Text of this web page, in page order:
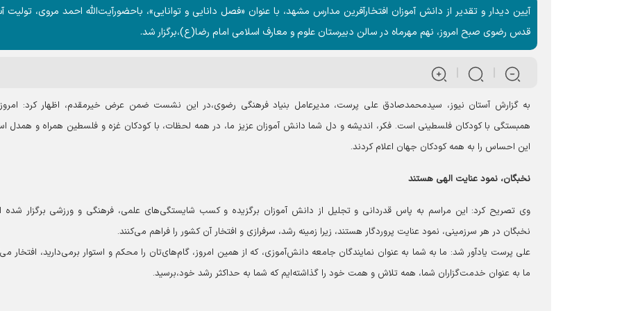
آیین دیدار و تقدیر از دانش آموزان افتخارآفرین مدارس مشهد، با عنوان «فصل دانايی و توانايی»، باحضورآیت‌الله احمد مروی، تولیت
قدس رضوی صبح امروز، نهم مهرماه در سالن دبیرستان علوم و معارف اسلامی امام رضا(ع)،برگزار شد.
به گزارش آستان نیوز، سیدمحمدصادق علی پرست، مدیرعامل بنیاد فرهنگی رضوی،در این نشست ضمن عرض خیرمقدم، اظهار کرد:
همبستگی با کودکان فلسطینی است. فکر، اندیشه و دل شما دانش آموزان عزیز ما، در همه لحظات، با کودکان غزه و فلسطین همراه و همدل
این احساس را به همه کودکان جهان اعلام کردند.
نخبگان، نمود عنایت الهی هستند
وی تصریح کرد: این مراسم به پاس قدردانی و تجلیل از دانش آموزان برگزیده و کسب شایستگی‌های علمی، فرهنگی و ورزشی برگزار
نخبگان در هر سرزمینی، نمود عنایت پروردگار هستند، زیرا زمینه رشد، سرفرازی و افتخار آن کشور را فراهم می‌کنند.
علی پرست یادآور شد: ما به شما به عنوان نمایندگان جامعه دانش‌آموزی، که از همین امروز، گام‌های‌تان را محکم و استوار برمی‌دارید، افتخار
ما به عنوان خدمت‌گزاران شما، همه تلاش و همت خود را گذاشته‌ایم که شما به حداکثر رشد خود،برسید.